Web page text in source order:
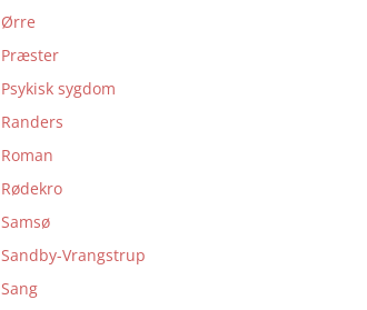
Ørre
Præster
Psykisk sygdom
Randers
Roman
Rødekro
Samsø
Sandby-Vrangstrup
Sang